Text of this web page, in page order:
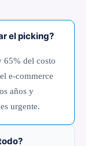
el picking?
65% del costo
e-commerce
años y
urgente.